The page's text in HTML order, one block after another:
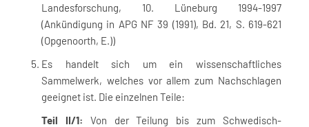
Landesforschung, 10. Lüneburg 1994-1997
(Ankündigung in APG NF 39 (1991), Bd. 21, S. 619-621
(Opgenoorth, E.))
Es handelt sich um ein wissenschaftliches
Sammelwerk, welches vor allem zum Nachschlagen
geeignet ist. Die einzelnen Teile:
Teil II/1: Von der Teilung bis zum Schwedisch-